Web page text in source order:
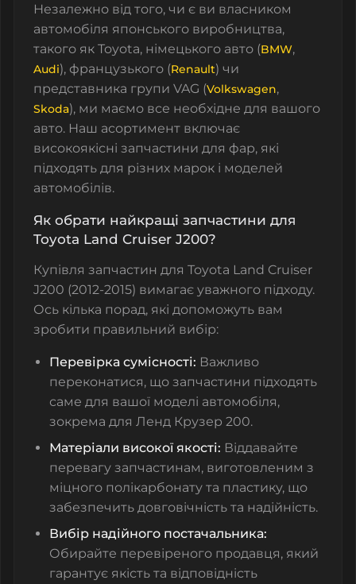
Незалежно від того, чи є ви власником
автомобіля японського виробництва,
такого як Toyota, німецького авто (BMW,
Audi), французького (Renault) чи
представника групи VAG (Volkswagen,
Skoda), ми маємо все необхідне для вашого
авто. Наш асортимент включає
високоякісні запчастини для фар, які
підходять для різних марок і моделей
автомобілів.
Як обрати найкращі запчастини для
Toyota Land Cruiser J200?
Купівля запчастин для Toyota Land Cruiser
J200 (2012-2015) вимагає уважного підходу.
Ось кілька порад, які допоможуть вам
зробити правильний вибір:
Перевірка сумісності: Важливо
переконатися, що запчастини підходять
саме для вашої моделі автомобіля,
зокрема для Ленд Крузер 200.
Матеріали високої якості: Віддавайте
перевагу запчастинам, виготовленим з
міцного полікарбонату та пластику, що
забезпечить довговічність та надійність.
Вибір надійного постачальника:
Обирайте перевіреного продавця, який
гарантує якість та відповідність